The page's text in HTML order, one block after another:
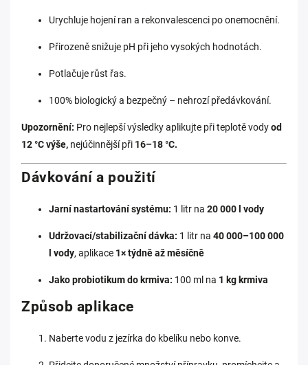
Urychluje hojení ran a rekonvalescenci po onemocnění.
Přirozeně snižuje pH při jeho vysokých hodnotách.
Potlačuje růst řas.
100% biologický a bezpečný – nehrozí předávkování.
Upozornění: Pro nejlepší výsledky aplikujte při teplotě vodyod
12 °C výše, nejúčinnější při 16–18 °C.
Dávkování a použití
Jarní nastartování systému: 1 litr na 20 000 l vody
Udržovací/stabilizační dávka: 1 litr na 40 000–100 000
l vody, aplikace 1× týdně až měsíčně
Jako probiotikum do krmiva: 100 ml na 1 kg krmiva
Způsob aplikace
Naberte vodu z jezírka do kbelíku nebo konve.